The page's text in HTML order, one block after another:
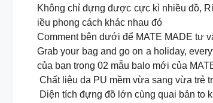
Không chỉ đựng được cực kì nhiều đồ,
iều phong cách khác nhau đó
Comment bên dưới để MATE MADE tư
Grab your bag and go on a holiday,
của bạn trong 02 mẫu balo mới của
Chất liệu da PU mềm vừa sang vừa trẻ
Diện tích đựng đồ lớn cùng quai bản to